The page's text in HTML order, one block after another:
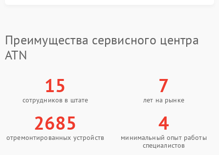
Преимущества сервисного центра
ATN
15
сотрудников в штате
7
лет на рынке
2685
отремонтированных устройств
4
минимальный опыт работы
специалистов